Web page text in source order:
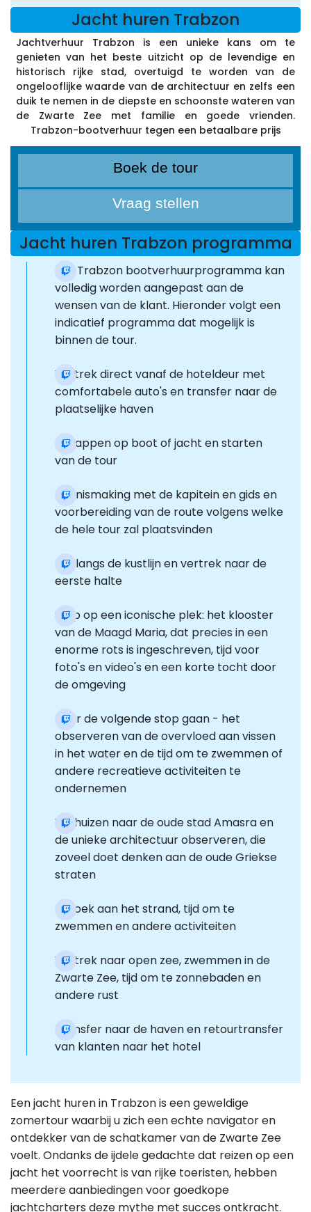
Jacht huren Trabzon
Jachtverhuur Trabzon is een unieke kans om te
genieten van het beste uitzicht op de levendige en
historisch rijke stad, overtuigd te worden van de
ongelooflijke waarde van de architectuur en zelfs een
duik te nemen in de diepste en schoonste wateren van
de Zwarte Zee met familie en goede vrienden.
Trabzon-bootverhuur tegen een betaalbare prijs
Boek de tour
Vraag stellen
Jacht huren Trabzon programma
Het Trabzon bootverhuurprogramma kan
volledig worden aangepast aan de
wensen van de klant. Hieronder volgt een
indicatief programma dat mogelijk is
binnen de tour.
Vertrek direct vanaf de hoteldeur met
comfortabele auto's en transfer naar de
plaatselijke haven
Instappen op boot of jacht en starten
van de tour
Kennismaking met de kapitein en gids en
voorbereiding van de route volgens welke
de hele tour zal plaatsvinden
Rijd langs de kustlijn en vertrek naar de
eerste halte
Stop op een iconische plek: het klooster
van de Maagd Maria, dat precies in een
enorme rots is ingeschreven, tijd voor
foto's en video's en een korte tocht door
de omgeving
Naar de volgende stop gaan - het
observeren van de overvloed aan vissen
in het water en de tijd om te zwemmen of
andere recreatieve activiteiten te
ondernemen
Verhuizen naar de oude stad Amasra en
de unieke architectuur observeren, die
zoveel doet denken aan de oude Griekse
straten
Bezoek aan het strand, tijd om te
zwemmen en andere activiteiten
Vertrek naar open zee, zwemmen in de
Zwarte Zee, tijd om te zonnebaden en
andere rust
Transfer naar de haven en retourtransfer
van klanten naar het hotel
Een jacht huren in Trabzon is een geweldige
zomertour waarbij u zich een echte navigator en
ontdekker van de schatkamer van de Zwarte Zee
voelt. Ondanks de ijdele gedachte dat reizen op een
jacht het voorrecht is van rijke toeristen, hebben
meerdere aanbiedingen voor goedkope
jachtcharters deze mythe met succes ontkracht.